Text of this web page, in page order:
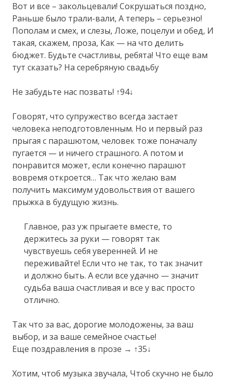
Вот и все – закольцевали! Сокрушаться поздно,
Раньше было трали-вали, А теперь – серьезно!
Пополам и смех, и слезы, Ложе, поцелуи и обед, И
такая, скажем, проза, Как — на что делить
бюджет. Будьте счастливы, ребята! Что еще вам
тут сказать? На серебряную свадьбу
Не забудьте нас позвать! ↑94↓
Говорят, что супружество всегда застает
человека неподготовленным. Но и первый раз
прыгая с парашютом, человек тоже поначалу
пугается — и ничего страшного. А потом и
понравится может, если конечно парашют
вовремя откроется… Так что желаю вам
получить максимум удовольствия от вашего
прыжка в будущую жизнь.
Главное, раз уж прыгаете вместе, то
держитесь за руки — говорят так
чувствуешь себя уверенней. И не
переживайте! Если что не так, то так значит
и должно быть. А если все удачно — значит
судьба ваша счастливая и все у вас просто
отлично.
Так что за вас, дорогие молодожены, за ваш
выбор, и за ваше семейное счастье!
Еще поздравления в прозе → ↑35↓
Хотим, чтоб музыка звучала, Чтоб скучно не было